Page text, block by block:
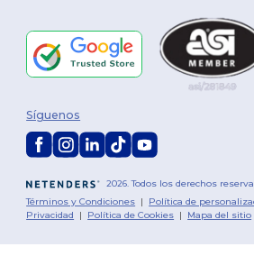
2026. Todos los derechos
Términos y Condiciones | Política de
Privacidad | Política de Cookies | Mapa del sitio
Síguenos